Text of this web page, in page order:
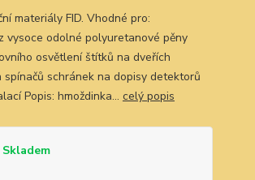
materiály FID. Vhodné pro:
vysoce odolné polyuretanové pěny
osvětlení štítků na dveřích
schránek na dopisy detektorů
Popis: hmoždinka... celý popis
Skladem